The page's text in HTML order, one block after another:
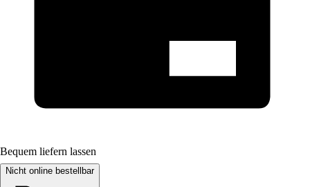
Bequem liefern lassen
Nicht online bestellbar